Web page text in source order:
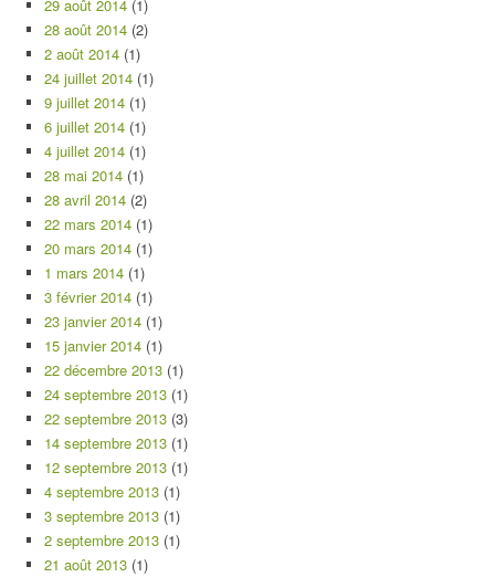
29 août 2014 (1)
28 août 2014 (2)
2 août 2014 (1)
24 juillet 2014 (1)
9 juillet 2014 (1)
6 juillet 2014 (1)
4 juillet 2014 (1)
28 mai 2014 (1)
28 avril 2014 (2)
22 mars 2014 (1)
20 mars 2014 (1)
1 mars 2014 (1)
3 février 2014 (1)
23 janvier 2014 (1)
15 janvier 2014 (1)
22 décembre 2013 (1)
24 septembre 2013 (1)
22 septembre 2013 (3)
14 septembre 2013 (1)
12 septembre 2013 (1)
4 septembre 2013 (1)
3 septembre 2013 (1)
2 septembre 2013 (1)
21 août 2013 (1)